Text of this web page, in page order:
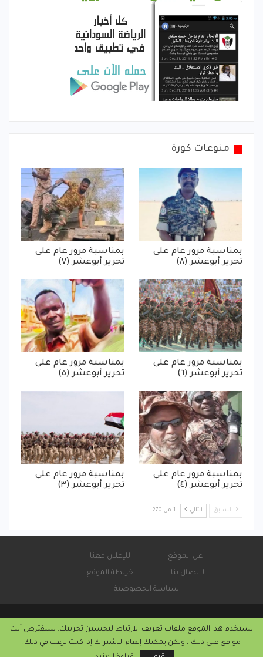
منوعات كورة
بمناسبة مرور عام على
تحرير أبوعشر (٨)
بمناسبة مرور عام على
تحرير أبوعشر (٧)
بمناسبة مرور عام على
تحرير أبوعشر (٦)
بمناسبة مرور عام على
تحرير أبوعشر (٥)
بمناسبة مرور عام على
تحرير أبوعشر (٤)
بمناسبة مرور عام على
تحرير أبوعشر (٣)
السابق التالي 1 من 270
عن الموقع
للإعلان معنا
الاتصال بنا
خريطة الموقع
سياسة الخصوصية
© 2026 - صحيفة كورة سودانية الإلكترونية.
التركيب والاستضافة من كريستا هوست
يستخدم هذا الموقع ملفات تعريف الارتباط لتحسين تجربتك. سنفترض أنك
موافق على ذلك ، ولكن يمكنك إلغاء الاشتراك إذا كنت ترغب في ذلك.